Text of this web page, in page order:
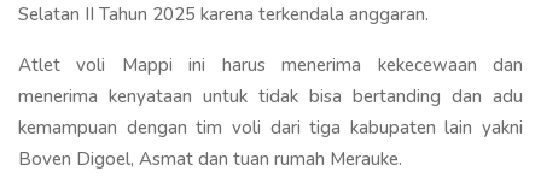
Selatan II Tahun 2025 karena terkendala anggaran.
Atlet voli Mappi ini harus menerima kekecewaan dan
menerima kenyataan untuk tidak bisa bertanding dan adu
kemampuan dengan tim voli dari tiga kabupaten lain yakni
Boven Digoel, Asmat dan tuan rumah Merauke.